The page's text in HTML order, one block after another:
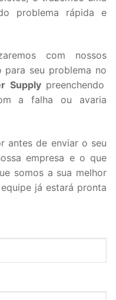
problema rápida e
com nossos
para seu problema no
Supply preenchendo
a falha ou avaria
antes de enviar o seu
empresa e o que
somos a sua melhor
já estará pronta